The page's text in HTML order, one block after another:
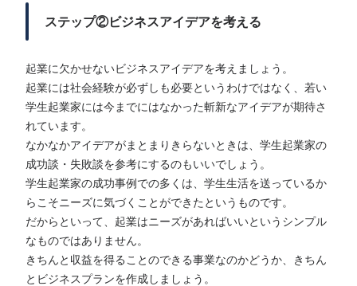
ステップ②ビジネスアイデアを考える
起業に欠かせないビジネスアイデアを考えましょう。
起業には社会経験が必ずしも必要というわけではなく、若い
学生起業家には今までにはなかった斬新なアイデアが期待さ
れています。
なかなかアイデアがまとまりきらないときは、学生起業家の
成功談・失敗談を参考にするのもいいでしょう。
学生起業家の成功事例での多くは、学生生活を送っているか
らこそニーズに気づくことができたというものです。
だからといって、起業はニーズがあればいいというシンプル
なものではありません。
きちんと収益を得ることのできる事業なのかどうか、きちん
とビジネスプランを作成しましょう。